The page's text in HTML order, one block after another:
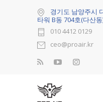
경기도 남양주시
타워 B동 704호(다산
010 4412 0129
ceo@proair.kr